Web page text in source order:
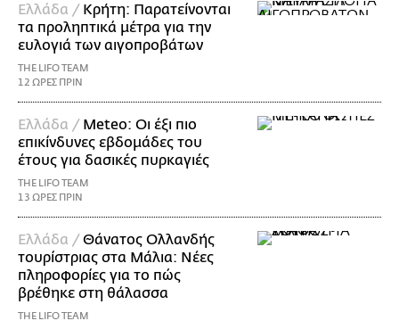
Ελλάδα / Κρήτη: Παρατείνονται
τα προληπτικά μέτρα για την
ευλογιά των αιγοπροβάτων
THE LIFO TEAM
12 ΩΡΕΣ ΠΡΙΝ
Ελλάδα / Meteo: Οι έξι πιο
επικίνδυνες εβδομάδες του
έτους για δασικές πυρκαγιές
THE LIFO TEAM
13 ΩΡΕΣ ΠΡΙΝ
Ελλάδα /Θάνατος Ολλανδής
τουρίστριας στα Μάλια: Νέες
πληροφορίες για το πώς
βρέθηκε στη θάλασσα
THE LIFO TEAM